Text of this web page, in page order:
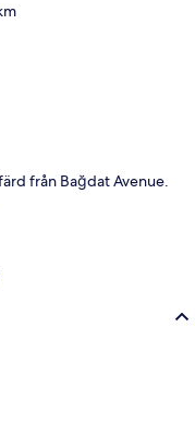
från Bağdat Avenue.